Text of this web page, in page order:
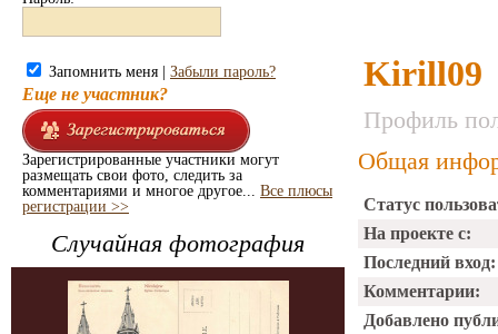
Запомнить меня | Забыли пароль?
Еще не участник?
Зарегистрированные участники могут
размещать свои фото, следить за
комментариями и многое другое... Все плюсы
регистрации >>
Случайная фотография
Kirill09
Профиль
Общая
Статус
На проекте с:
Последний вход:
Комментарии:
Добавлено